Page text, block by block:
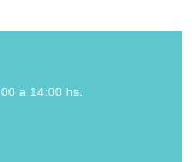
a 14:00 hs.